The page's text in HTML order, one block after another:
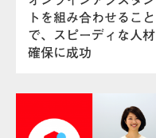
トを組み合わせること
で、スピーディな人材
確保に成功